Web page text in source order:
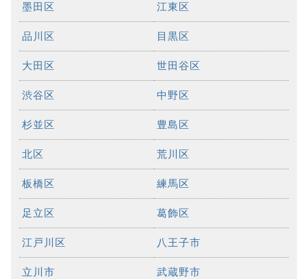
墨田区 江東区
品川区 目黒区
大田区 世田谷区
渋谷区 中野区
杉並区 豊島区
北区 荒川区
板橋区 練馬区
足立区 葛飾区
江戸川区 八王子市
立川市 武蔵野市